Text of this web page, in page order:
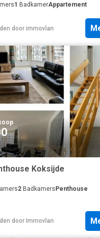
1 BadkamerAppartement
door immovlan
Koksijde
2 Badkamers Penthouse
door Immovlan